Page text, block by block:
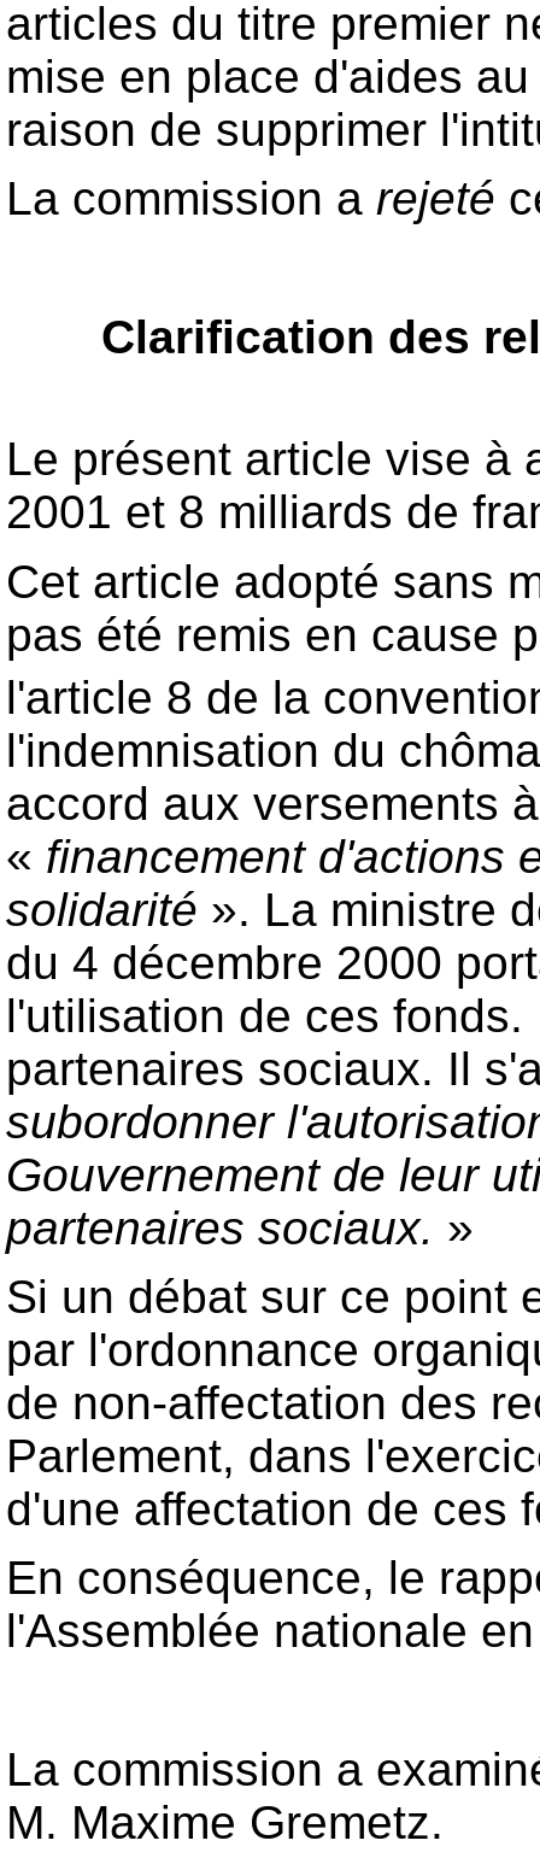
articles du titre premier
mise en place d'aides
raison de supprimer
La commission a rejeté
Clarification des
Le présent article vise à
2001 et 8 milliards de
Cet article adopté sans
pas été remis en cause
l'article 8 de la
l'indemnisation du
accord aux versements
« financement d'actions
solidarité ». La ministre
du 4 décembre 2000
l'utilisation de ces
partenaires sociaux. Il
subordonner
Gouvernement de leur
partenaires sociaux. »
Si un débat sur ce point
par l'ordonnance
de non-affectation des
Parlement, dans
d'une affectation de ces
En conséquence, le
l'Assemblée nationale
La commission a
M. Maxime Gremetz.